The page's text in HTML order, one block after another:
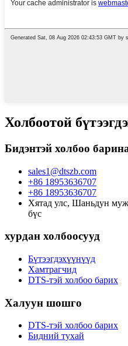
Холбоотой
Бидэнтэй холбоо
sales1@dtszb.com
+86 18953636707
+86 18953636707
Хятад улс, Шаньдун
бүс
хурдан холбоосууд
Бүтээгдэхүүнүүд
Хамтрагчид
DTS-тэй холбоо барих
Халуун шошго
DTS-тэй холбоо барих
Бидний тухай